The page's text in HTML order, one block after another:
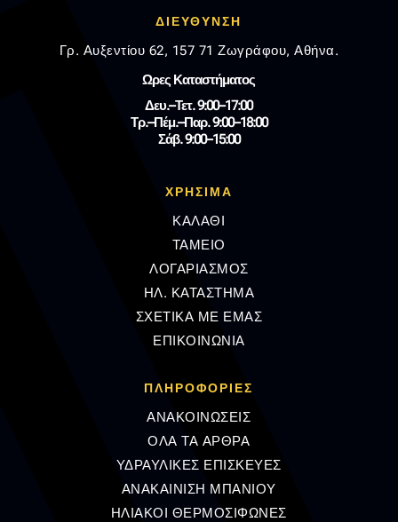
ΔΙΕΥΘΥΝΣΗ
Γρ. Αυξεντίου 62, 157 71 Ζωγράφου, Αθήνα.
Ωρες Καταστήματος
Δευ.–Τετ. 9:00–17:00
Τρ.–Πέμ.–Παρ. 9:00–18:00
Σάβ. 9:00–15:00
ΧΡΗΣΙΜΑ
ΚΑΛΑΘΙ
ΤΑΜΕΙΟ
ΛΟΓΑΡΙΑΣΜΟΣ
ΗΛ. ΚΑΤΑΣΤΗΜΑ
ΣΧΕΤΙΚΑ ΜΕ ΕΜΑΣ
ΕΠΙΚΟΙΝΩΝΙΑ
ΠΛΗΡΟΦΟΡΊΕΣ
ΑΝΑΚΟΙΝΩΣΕΙΣ
ΟΛΑ ΤΑ ΑΡΘΡΑ
ΥΔΡΑΥΛΙΚΕΣ ΕΠΙΣΚΕΥΕΣ
ΑΝΑΚΑΙΝΙΣΗ ΜΠΑΝΙΟΥ
ΗΛΙΑΚΟΙ ΘΕΡΜΟΣΙΦΩΝΕΣ